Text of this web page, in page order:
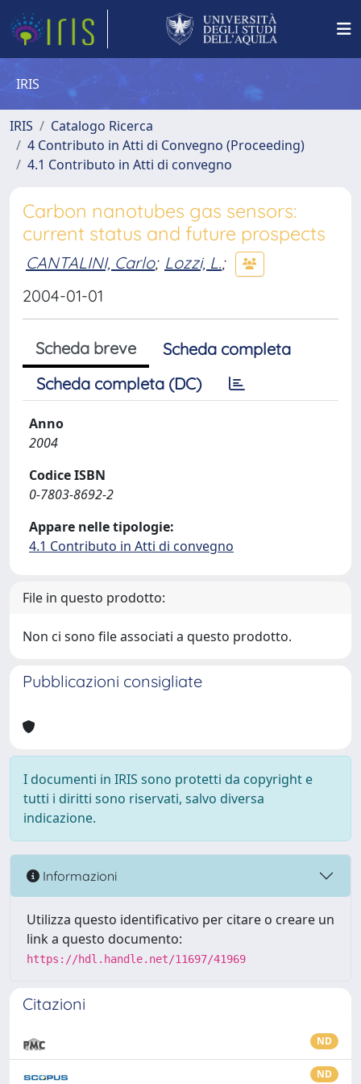
IRIS
IRIS
Catalogo Ricerca
4 Contributo in Atti di Convegno (Proceeding)
4.1 Contributo in Atti di convegno
Carbon nanotubes gas sensors:
current status and future prospects
CANTALINI, Carlo; Lozzi, L.;
2004-01-01
Scheda breve
Scheda completa
Scheda completa (DC)
Anno
2004
Codice ISBN
0-7803-8692-2
Appare nelle tipologie:
4.1 Contributo in Atti di convegno
File in questo prodotto:
Non ci sono file associati a questo prodotto.
Pubblicazioni consigliate
I documenti in IRIS sono protetti da copyright e
tutti i diritti sono riservati, salvo diversa
indicazione.
Informazioni
Utilizza questo identificativo per citare o creare un
link a questo documento:
https://hdl.handle.net/11697/41969
Citazioni
ND
ND